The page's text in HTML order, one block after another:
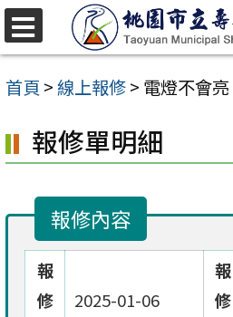
跳
至
主
內
容
首頁 >線上報修> 電燈不會亮
報修單明細
報修內容
報
修
2025-01-06
報
修
選
單